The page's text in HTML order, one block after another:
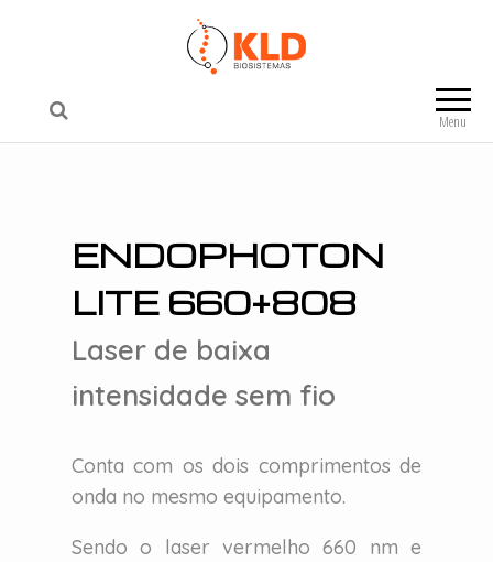
KLD Biosistemas
Menu
ENDOPHOTON
LITE 660+808
Laser de baixa
intensidade sem fio
Conta com os dois comprimentos de
onda no mesmo equipamento.
Sendo o laser vermelho 660 nm e